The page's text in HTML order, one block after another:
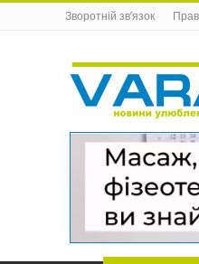
Зворотній зв’язок